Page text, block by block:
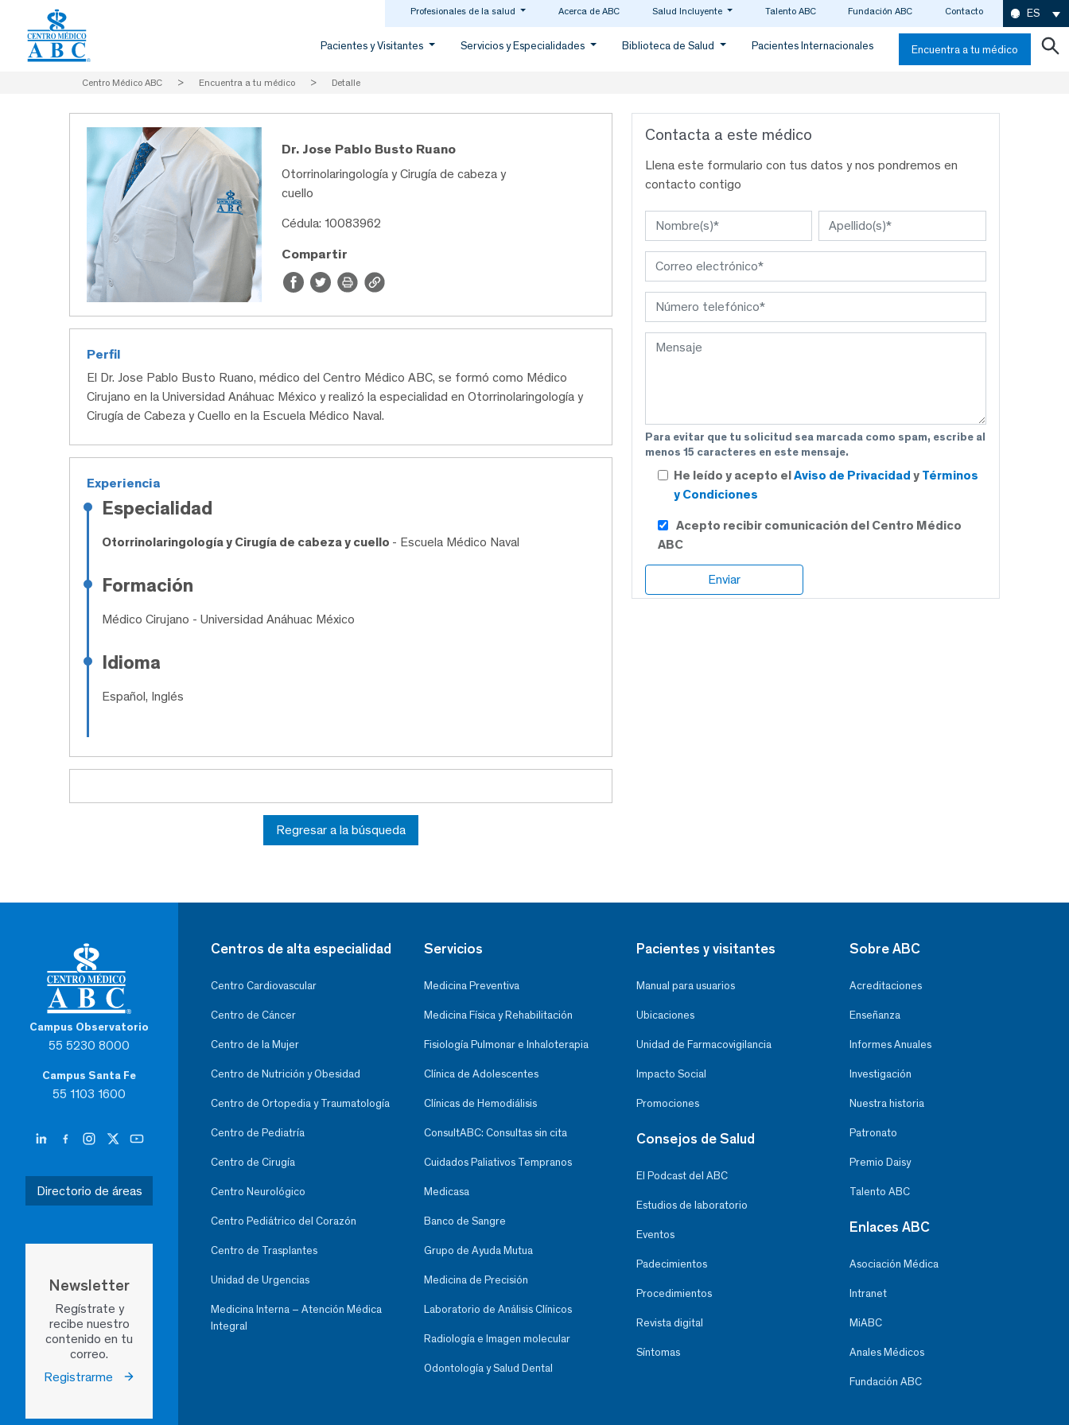
Profesionales de la salud Acerca de ABC Salud Incluyente Talento ABC Fundación ABC Contacto ES
Pacientes y Visitantes Servicios y Especialidades Biblioteca de Salud Pacientes Internacionales Encuentra a tu médico
Centro Médico ABC > Encuentra a tu médico > Detalle
Dr. Jose Pablo Busto Ruano
Otorrinolaringología y Cirugía de cabeza y
cuello
Cédula: 10083962
Compartir
Perfil
El Dr. Jose Pablo Busto Ruano, médico del Centro Médico ABC, se formó como Médico
Cirujano en la Universidad Anáhuac México y realizó la especialidad en Otorrinolaringología y
Cirugía de Cabeza y Cuello en la Escuela Médico Naval.
Experiencia
Especialidad
Otorrinolaringología y Cirugía de cabeza y cuello - Escuela Médico Naval
Formación
Médico Cirujano - Universidad Anáhuac México
Idioma
Español, Inglés
Regresar a la búsqueda
Contacta a este médico
Llena este formulario con tus datos y nos pondremos en
contacto contigo
Para evitar que tu solicitud sea marcada como spam, escribe al
menos 15 caracteres en este mensaje.
He leído y acepto elAviso de Privacidad y Términos
y Condiciones
Acepto recibir comunicación del Centro Médico
ABC
Campus Observatorio
55 5230 8000
Campus Santa Fe
55 1103 1600
Directorio de áreas
Newsletter
Regístrate y
recibe nuestro
contenido en tu
correo.
Registrarme
Centros de alta especialidad
Centro Cardiovascular
Centro de Cáncer
Centro de la Mujer
Centro de Nutrición y Obesidad
Centro de Ortopedia y Traumatología
Centro de Pediatría
Centro de Cirugía
Centro Neurológico
Centro Pediátrico del Corazón
Centro de Trasplantes
Unidad de Urgencias
Medicina Interna – Atención Médica
Integral
Servicios
Medicina Preventiva
Medicina Física y Rehabilitación
Fisiología Pulmonar e Inhaloterapia
Clínica de Adolescentes
Clínicas de Hemodiálisis
ConsultABC: Consultas sin cita
Cuidados Paliativos Tempranos
Medicasa
Banco de Sangre
Grupo de Ayuda Mutua
Medicina de Precisión
Laboratorio de Análisis Clínicos
Radiología e Imagen molecular
Odontología y Salud Dental
Pacientes y visitantes
Manual para usuarios
Ubicaciones
Unidad de Farmacovigilancia
Impacto Social
Promociones
Consejos de Salud
El Podcast del ABC
Estudios de laboratorio
Eventos
Padecimientos
Procedimientos
Revista digital
Síntomas
Sobre ABC
Acreditaciones
Enseñanza
Informes Anuales
Investigación
Nuestra historia
Patronato
Premio Daisy
Talento ABC
Enlaces ABC
Asociación Médica
Intranet
MiABC
Anales Médicos
Fundación ABC